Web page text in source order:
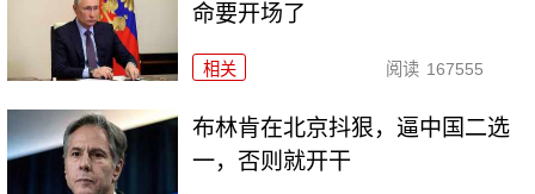
命要开场了
相关 阅读 167555
布林肯在北京抖狠，逼中国二选
一，否则就开干